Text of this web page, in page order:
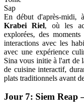
Que
faire
dans
l'itinéraire
Cambodge
1
semaine
Visitez